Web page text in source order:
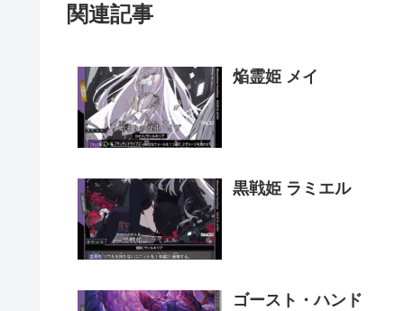
関連記事
焔霊姫 メイ
黒戦姫 ラミエル
ゴースト・ハンド